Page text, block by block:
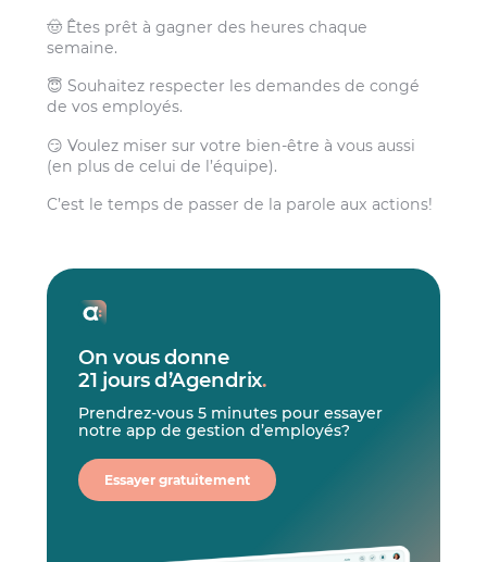
🤠 Êtes prêt à gagner des heures chaque
semaine.
😇 Souhaitez respecter les demandes de congé
de vos employés.
😏 Voulez miser sur votre bien-être à vous aussi
(en plus de celui de l’équipe).
C’est le temps de passer de la parole aux actions!
On vous donne
21 jours d’Agendrix.
Prendrez-vous 5 minutes pour essayer
notre app de gestion d’employés?
Essayer gratuitement